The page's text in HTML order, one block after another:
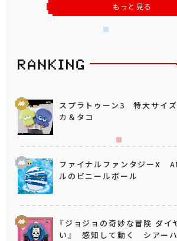
もっと見る
スプラトゥーン3 特大サイ
カ＆タコ
ファイナルファンタジーX
ルのビニールボール
『ジョジョの奇妙な冒険 ダイ
い』 感知して動く シアー